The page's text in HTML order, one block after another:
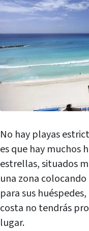
No hay playas
es que hay muchos
estrellas, situados
una zona
para sus
costa no tendrás
lugar.